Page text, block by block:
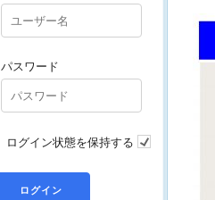
パスワード
ログイン状態を保持する